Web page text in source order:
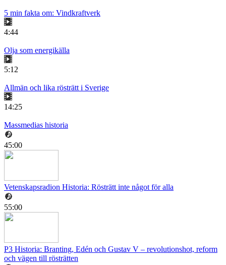
5 min fakta om: Vindkraftverk
4:44
Olja som energikälla
5:12
Allmän och lika rösträtt i Sverige
14:25
Massmedias historia
45:00
Vetenskapsradion Historia: Rösträtt inte något för alla
55:00
P3 Historia: Branting, Edén och Gustav V – revolutionshot, reform
och vägen till rösträtten